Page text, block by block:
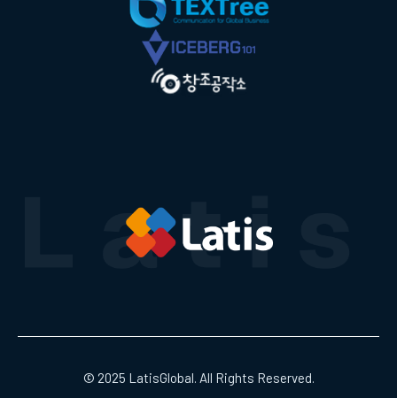
© 2025 LatisGlobal. All Rights Reserved.